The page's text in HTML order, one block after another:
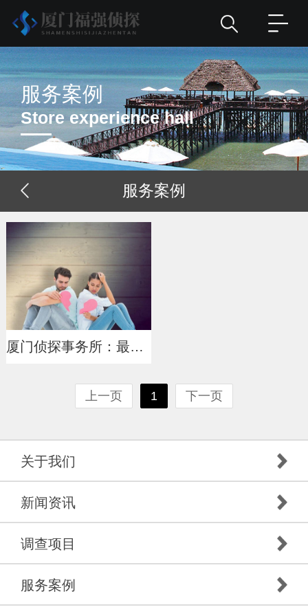
服务案例
Store experience hall
服务案例
厦门侦探事务所：最高人民法院关于人民法院审理离婚案件如何认定夫妻感情确已破裂的若干具体意见_1
上一页 1 下一页
关于我们
新闻资讯
调查项目
服务案例